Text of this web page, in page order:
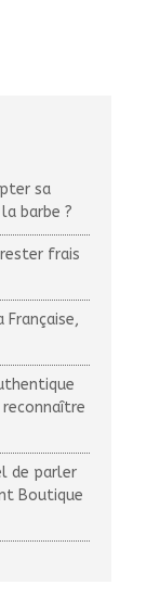
sa
barbe ?
frais
Française,
reconnaître
de parler
Boutique